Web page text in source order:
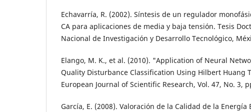
Echavarría, R. (2002). Síntesis de un regulador
CA para aplicaciones de media y baja tensión. Tesis
Nacional de Investigación y Desarrollo Tecnológico,
Elango, M. K., et al. (2010). "Application of Neural
Quality Disturbance Classification Using Hilbert Huang
European Journal of Scientific Research, Vol. 47, No. 3,
García, E. (2008). Valoración de la Calidad de la Energía